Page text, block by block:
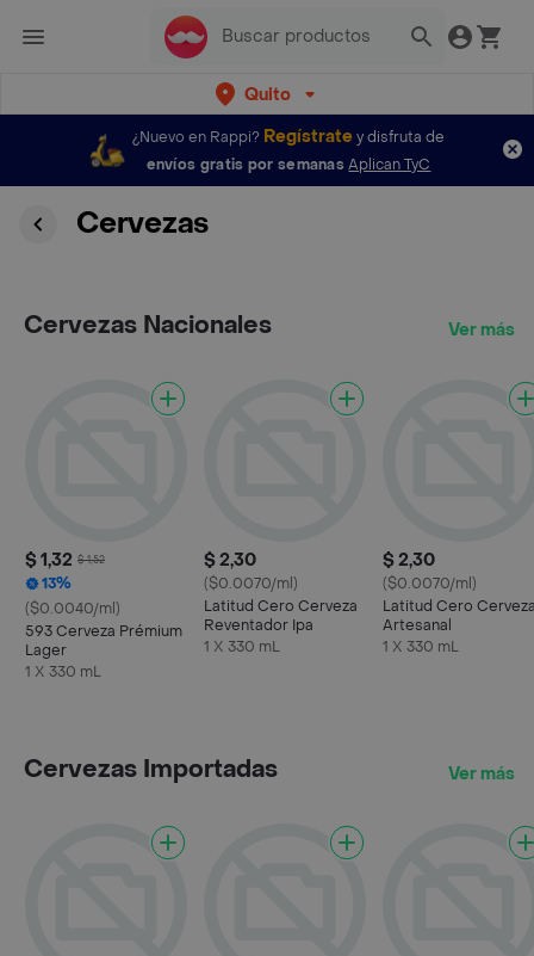
Quito
¿Nuevo en Rappi? Regístratey disfruta de
envíos gratis por semanas Aplican TyC
Cervezas
Cervezas Nacionales Ver más
$ 1,32 $ 1,52
13%
($0.0040/ml)
593 Cerveza Prémium
Lager
1 X 330 mL
$ 2,30
($0.0070/ml)
Latitud Cero Cerveza
Reventador Ipa
1 X 330 mL
$ 2,30
($0.0070/ml)
Latitud Cero
Artesanal
1 X 330 mL
Cervezas Importadas Ver más